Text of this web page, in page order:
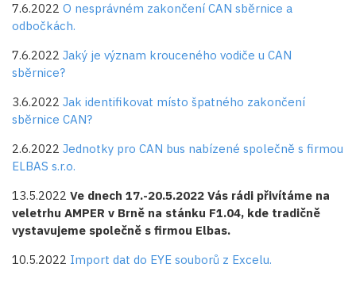
7.6.2022 O nesprávném zakončení CAN sběrnice a
odbočkách.
7.6.2022 Jaký je význam krouceného vodiče u CAN
sběrnice?
3.6.2022 Jak identifikovat místo špatného zakončení
sběrnice CAN?
2.6.2022 Jednotky pro CAN bus nabízené společně s firmou
ELBAS s.r.o.
13.5.2022 Ve dnech 17.-20.5.2022 Vás rádi přivítáme na
veletrhu AMPER v Brně na stánku F1.04, kde tradičně
vystavujeme společně s firmou Elbas.
10.5.2022 Import dat do EYE souborů z Excelu.